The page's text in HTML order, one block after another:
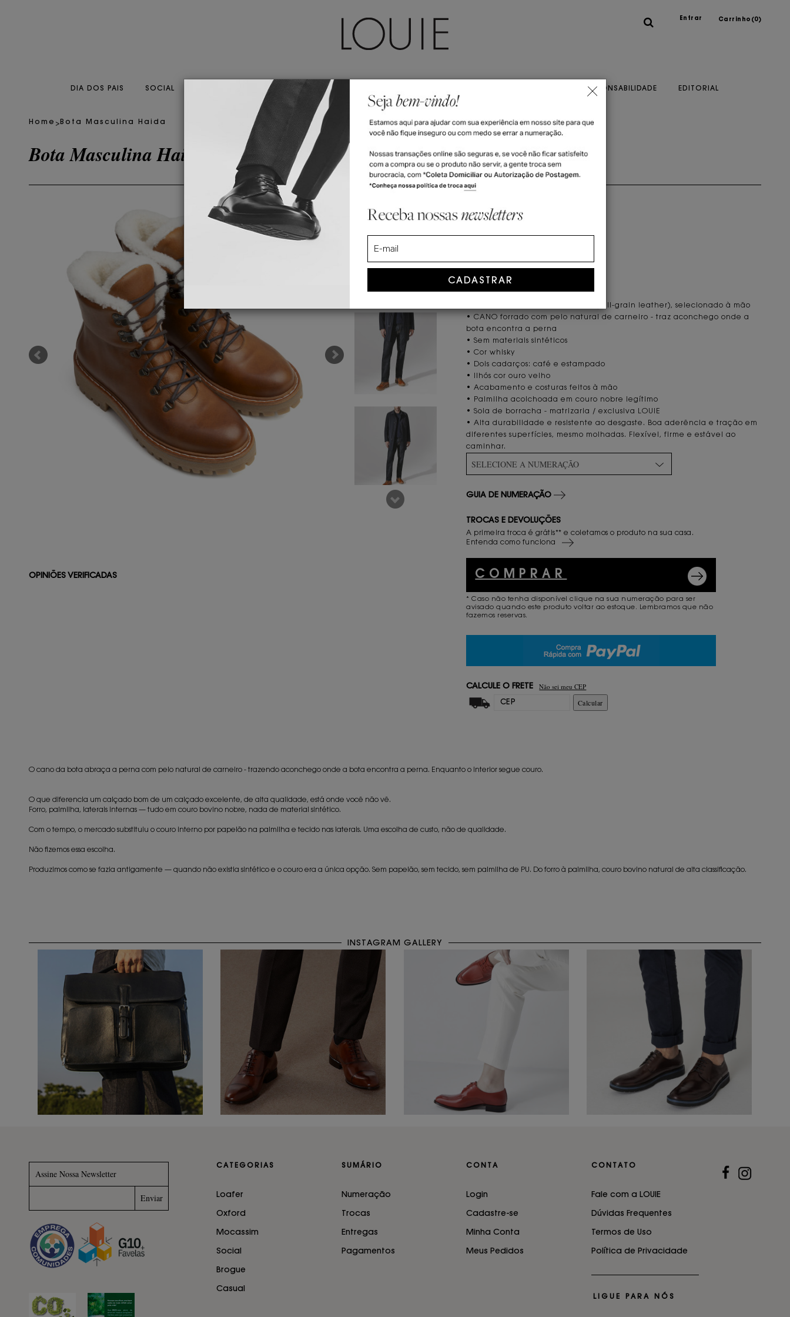
Entrar Carrinho( 0)
DIA DOS PAIS SOCIAL COLEÇÕES ACESSÓRIOS RESPONSABILIDADE EDITORIAL
Home > Bota Masculina Haida
Bota Masculina Haida
OPINIÕES VERIFICADAS
R$ 2.460
6x R$ 410 no cartão
CARACTERÍSTICAS E DETALHES
• Savoir-faire LOUIE
• Couro nobre bovino plena flor (full-grain leather), selecionado à mão
• CANO forrado com pelo natural de carneiro - traz aconchego onde a
bota encontra a perna
• Sem materiais sintéticos
• Cor whisky
• Dois cadarços: café e estampado
• Ilhós cor ouro velho
• Acabamento e costuras feitos à mão
• Palmilha acolchoada em couro nobre legítimo
• Sola de borracha - matrizaria / exclusiva LOUIE
• Alta durabilidade e resistente ao desgaste. Boa aderência e tração em
diferentes superfícies, mesmo molhadas. Flexível, firme e estável ao
caminhar.
SELECIONE A NUMERAÇÃO
GUIA DE NUMERAÇÃO
TROCAS E DEVOLUÇÕES
A primeira troca é grátis** e coletamos o produto na sua casa.
Entenda como funciona
COMPRAR
* Caso não tenha disponível clique na sua numeração para ser
avisado quando este produto voltar ao estoque. Lembramos que não
fazemos reservas.
CALCULE O FRETE Não sei meu CEP
Calcular
O cano da bota abraça a perna com pelo natural de carneiro - trazendo aconchego onde a bota encontra a perna. Enquanto o interior segue couro.
O que diferencia um calçado bom de um calçado excelente, de alta qualidade, está onde você não vê.
Forro, palmilha, laterais internas — tudo em couro bovino nobre, nada de material sintético.
Com o tempo, o mercado substituiu o couro interno por papelão na palmilha e tecido nas laterais. Uma escolha de custo, não de qualidade.
Não fizemos essa escolha.
Produzimos como se fazia antigamente — quando não existia sintético e o couro era a única opção. Sem papelão, sem tecido, sem palmilha de PU. Do forro à palmilha, couro bovino natural de alta classificação.
INSTAGRAM GALLERY
Assine Nossa Newsletter
CATEGORIAS
Loafer
Oxford
Mocassim
Social
Brogue
Casual
SUMÁRIO
Numeração
Trocas
Entregas
Pagamentos
CONTA
Login
Cadastre-se
Minha Conta
Meus Pedidos
CONTATO
Fale com a LOUIE
Dúvidas Frequentes
Termos de Uso
Política de Privacidade
LIGUE PARA NÓS